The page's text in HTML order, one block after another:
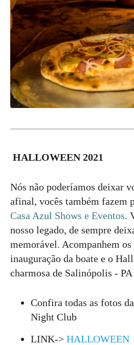
HALLOWEEN 2021
Nós não poderíamos deixar
afinal, vocês também fazem
Casa Azul Shows e Eventos.
nosso legado, de sempre
memorável. Acompanhem
inauguração da boate e o
charmosa de Salinópolis - PA
Confira todas as fotos
Night Club
LINK-> HALLOWEEN